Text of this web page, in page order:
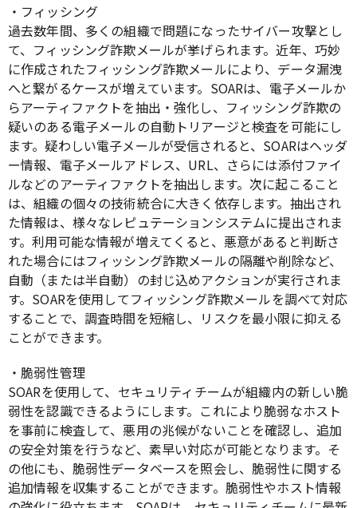
・フィッシング
過去数年間、多くの組織で問題になったサイバー攻撃とし
て、フィッシング詐欺メールが挙げられます。近年、巧妙
に作成されたフィッシング詐欺メールにより、データ漏洩
へと繋がるケースが増えています。SOARは、電子メールか
らアーティファクトを抽出・強化し、フィッシング詐欺の
疑いのある電子メールの自動トリアージと検査を可能にし
ます。疑わしい電子メールが受信されると、SOARはヘッダ
ー情報、電子メールアドレス、URL、さらには添付ファイ
ルなどのアーティファクトを抽出します。次に起こること
は、組織の個々の技術統合に大きく依存します。抽出され
た情報は、様々なレピュテーションシステムに提出されま
す。利用可能な情報が増えてくると、悪意があると判断さ
れた場合にはフィッシング詐欺メールの隔離や削除など、
自動（または半自動）の封じ込めアクションが実行されま
す。SOARを使用してフィッシング詐欺メールを調べて対応
することで、調査時間を短縮し、リスクを最小限に抑える
ことができます。
・脆弱性管理
SOARを使用して、セキュリティチームが組織内の新しい脆
弱性を認識できるようにします。これにより脆弱なホスト
を事前に検査して、悪用の兆候がないことを確認し、追加
の安全対策を行うなど、素早い対応が可能となります。そ
の他にも、脆弱性データベースを照会し、脆弱性に関する
追加情報を収集することができます。脆弱性やホスト情報